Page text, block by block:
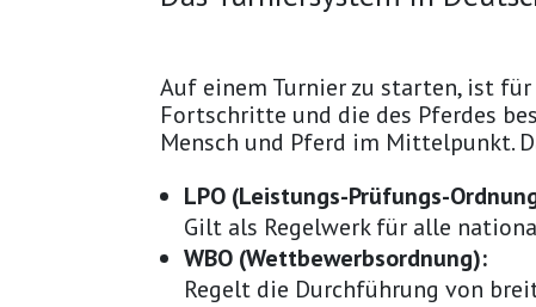
Auf einem Turnier zu starten, ist
Fortschritte und die des Pferdes
Mensch und Pferd im Mittelpunkt.
LPO (Leistungs-Prüfungs-
Gilt als Regelwerk für alle
WBO (Wettbewerbsordnung):
Regelt die Durchführung von